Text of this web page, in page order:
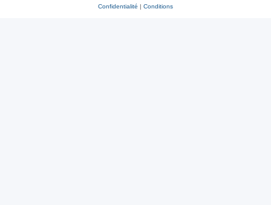
Confidentialité | Conditions